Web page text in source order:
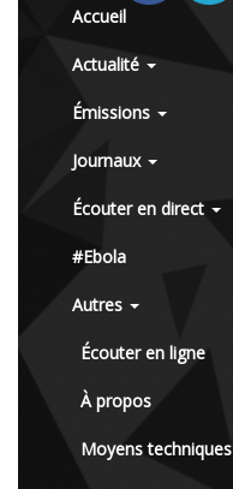
Accueil
Actualité
Émissions
Journaux
Écouter en direct
#Ebola
Autres
Écouter en ligne
À propos
Moyens techniques